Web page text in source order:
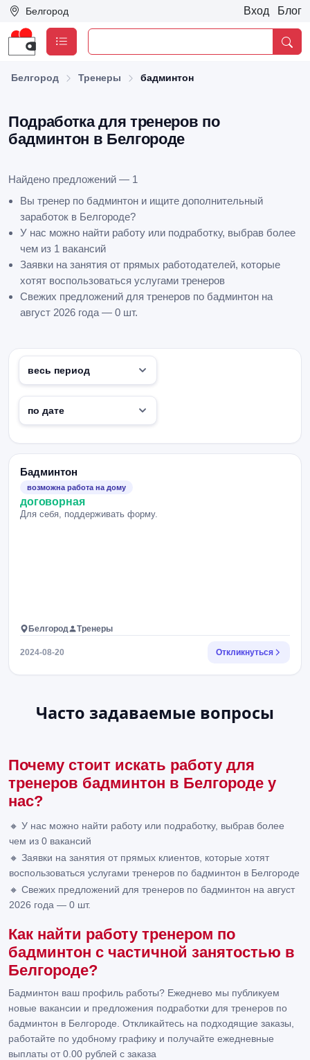
Белгород Вход Блог
Белгород Тренеры бадминтон
Подработка для тренеров по
бадминтон в Белгороде
Найдено предложений — 1
Вы тренер по бадминтон и ищите дополнительный
заработок в Белгороде?
У нас можно найти работу или подработку, выбрав более
чем из 1 вакансий
Заявки на занятия от прямых работодателей, которые
хотят воспользоваться услугами тренеров
Свежих предложений для тренеров по бадминтон на
август 2026 года — 0 шт.
Бадминтон
возможна работа на дому
договорная
Для себя, поддерживать форму.
Белгород Тренеры
2024-08-20 Откликнуться
Часто задаваемые вопросы
Почему стоит искать работу для
тренеров бадминтон в Белгороде у
нас?
🔸 У нас можно найти работу или подработку, выбрав более
чем из 0 вакансий
🔸 Заявки на занятия от прямых клиентов, которые хотят
воспользоваться услугами тренеров по бадминтон в Белгороде
🔸 Свежих предложений для тренеров по бадминтон на август
2026 года — 0 шт.
Как найти работу тренером по
бадминтон с частичной занятостью в
Белгороде?
Бадминтон ваш профиль работы? Ежеднево мы публикуем
новые вакансии и предложения подработки для тренеров по
бадминтон в Белгороде. Откликайтесь на подходящие заказы,
работайте по удобному графику и получайте ежедневные
выплаты от 0.00 рублей с заказа